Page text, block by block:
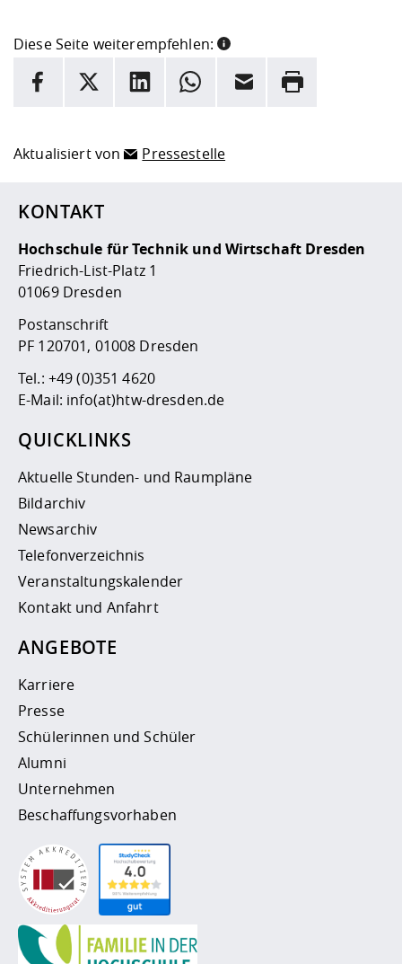
Diese Seite weiterempfehlen:
INFORMATION
Facebook
X LinkedInWhatsappE-Mail Drucken
Aktualisiert von Pressestelle
KONTAKT
Hochschule für Technik und Wirtschaft Dresden
Friedrich-List-Platz 1
01069 Dresden
Postanschrift
PF 120701, 01008 Dresden
Tel.: +49 (0)351 4620
E-Mail: info(at)htw-dresden.de
QUICKLINKS
Aktuelle Stunden- und Raumpläne
Bildarchiv
Newsarchiv
Telefonverzeichnis
Veranstaltungskalender
Kontakt und Anfahrt
ANGEBOTE
Karriere
Presse
Schülerinnen und Schüler
Alumni
Unternehmen
Beschaffungsvorhaben